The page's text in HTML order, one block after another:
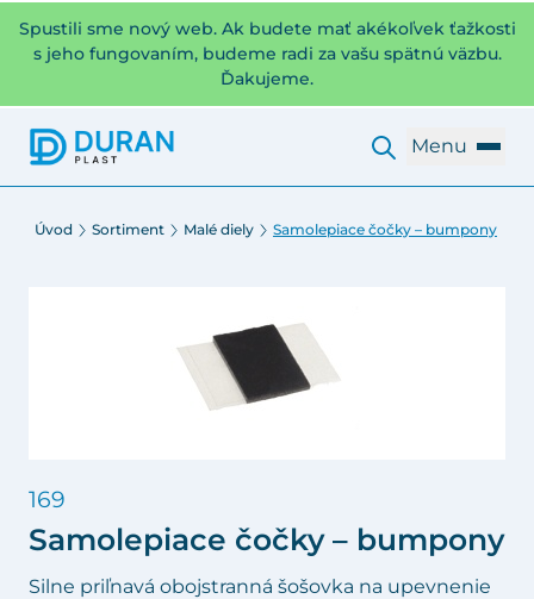
Spustili sme nový web. Ak budete mať akékoľvek ťažkosti
s jeho fungovaním, budeme radi za vašu spätnú väzbu.
Ďakujeme.
Menu
Úvod Sortiment Malé diely Samolepiace čočky – bumpony
169
Samolepiace čočky – bumpony
Silne priľnavá obojstranná šošovka na upevnenie